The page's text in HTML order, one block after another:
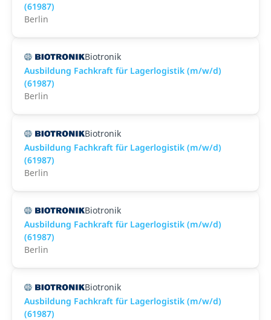
(61987)
Berlin
Biotronik
Ausbildung Fachkraft für Lagerlogistik (m/w/d)
(61987)
Berlin
Biotronik
Ausbildung Fachkraft für Lagerlogistik (m/w/d)
(61987)
Berlin
Biotronik
Ausbildung Fachkraft für Lagerlogistik (m/w/d)
(61987)
Berlin
Biotronik
Ausbildung Fachkraft für Lagerlogistik (m/w/d)
(61987)